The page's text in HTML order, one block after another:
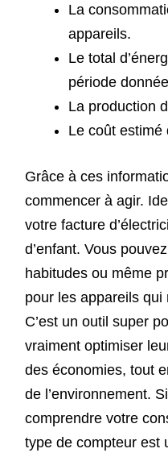
La
appareils.
Le total
période
La production
Le coût estimé
Grâce à ces
commencer à agir.
votre facture
d’enfant. Vous
habitudes ou même
pour les appareils
C’est un outil super
vraiment optimiser
des économies, tout
de l’environnement.
comprendre votre
type de compteur est